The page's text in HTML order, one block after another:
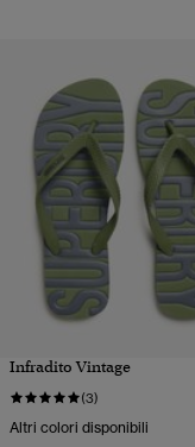
Infradito Vintage
(3)
Altri colori disponibili